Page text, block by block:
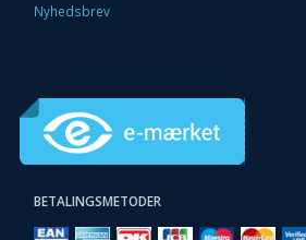
Nyhedsbrev
BETALINGSMETODER